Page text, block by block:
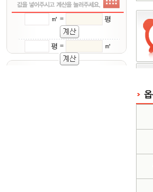
㎡ = 평
평 = ㎡